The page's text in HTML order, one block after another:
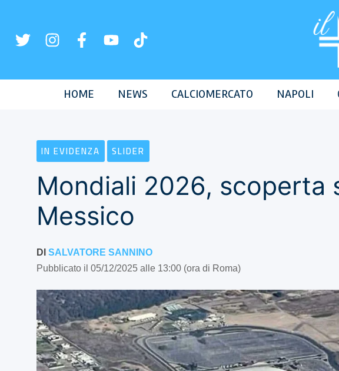
contenuto
HOME NEWS CALCIOMERCATO NAPOLI
IN EVIDENZA SLIDER
Mondiali 2026, scoperta
Messico
DI SALVATORE SANNINO
Pubblicato il 05/12/2025 alle 13:00 (ora di Roma)